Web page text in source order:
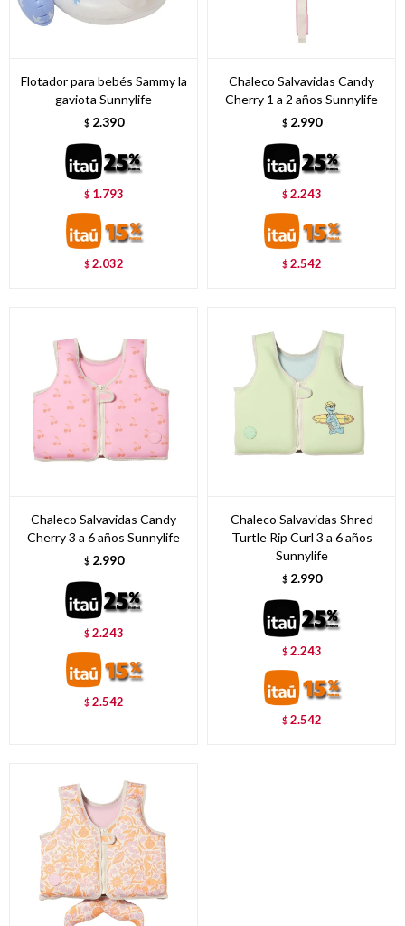
Flotador para bebés Sammy la
gaviota Sunnylife
$ 2.390
$ 1.793
$2.032
Chaleco Salvavidas Candy
Cherry 1 a 2 años Sunnylife
$ 2.990
$2.243
$2.542
Chaleco Salvavidas Candy
Cherry 3 a 6 años Sunnylife
$ 2.990
$2.243
$2.542
Chaleco Salvavidas Shred
Turtle Rip Curl 3 a 6 años
Sunnylife
$ 2.990
$2.243
$2.542